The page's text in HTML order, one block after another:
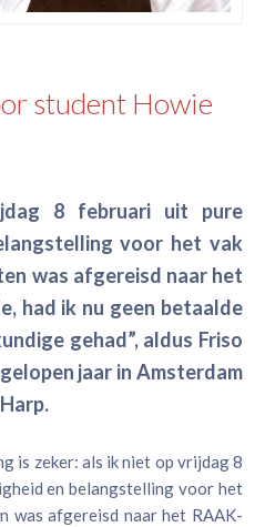
student Howie
8 februari uit pure
voor het vak
was afgereisd naar het
had ik nu geen betaalde
gehad”, aldus Friso
jaar in Amsterdam
is zeker: als ik niet op vrijdag 8
en belangstelling voor het
was afgereisd naar het RAAK-